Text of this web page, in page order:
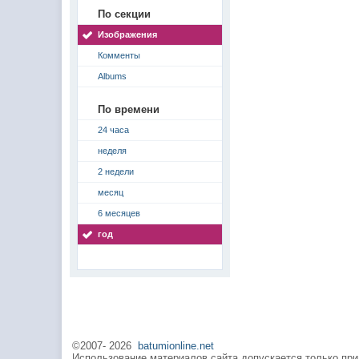
По секции
Изображения
Комменты
Albums
По времени
24 часа
неделя
2 недели
месяц
6 месяцев
год
©2007-2026
batumionline.net